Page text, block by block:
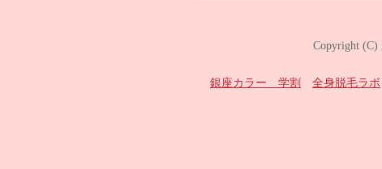
Copyright (C)
銀座カラー 学割 全身脱毛ラボ